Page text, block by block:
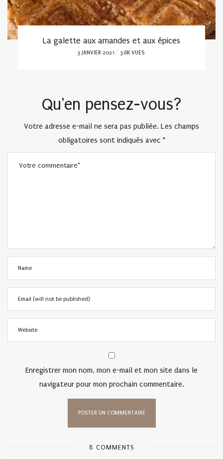
La galette aux amandes et aux épices
POSTED
3 JANVIER 2021 3.6K VUES
Qu'en pensez-vous?
Votre adresse e-mail ne sera pas publiée. Les champs
obligatoires sont indiqués avec *
Enregistrer mon nom, mon e-mail et mon site dans le
navigateur pour mon prochain commentaire.
8 COMMENTS